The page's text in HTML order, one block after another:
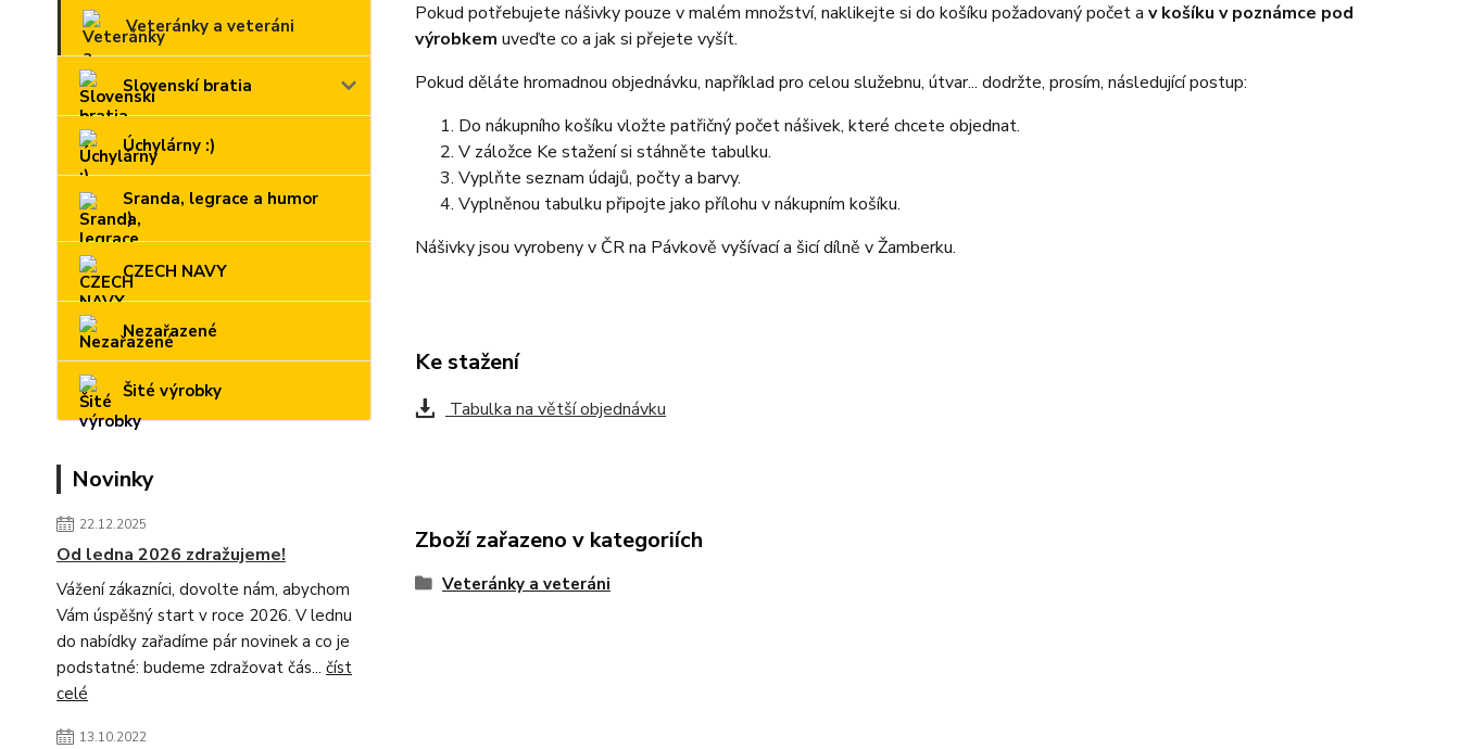
Veteránky a veteráni
Slovenskí bratia
Úchylárny :)
Sranda, legrace a humor
:)
CZECH NAVY
Nezařazené
Šité výrobky
Novinky
22.12.2025
Od ledna 2026 zdražujeme!
Vážení zákazníci, dovolte nám, abychom
Vám úspěšný start v roce 2026. V lednu
do nabídky zařadíme pár novinek a co je
podstatné: budeme zdražovat čás... číst
celé
13.10.2022
Pokud potřebujete nášivky pouze v malém množství, naklikejte si do košíku požadovaný počet a v košíku v poznámce pod
výrobkem uveďte co a jak si přejete vyšít.
Pokud děláte hromadnou objednávku, například pro celou služebnu, útvar... dodržte, prosím, následující postup:
Do nákupního košíku vložte patřičný počet nášivek, které chcete objednat.
V záložce Ke stažení si stáhněte tabulku.
Vyplňte seznam údajů, počty a barvy.
Vyplněnou tabulku připojte jako přílohu v nákupním košíku.
Nášivky jsou vyrobeny v ČR na Pávkově vyšívací a šicí dílně v Žamberku.
Ke stažení
Tabulka na větší objednávku
Zboží zařazeno v kategoriích
Veteránky a veteráni